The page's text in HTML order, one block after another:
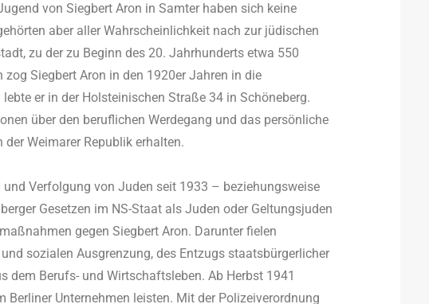
von Siegbert Aron in Samter haben sich keine
aber aller Wahrscheinlichkeit nach zur jüdischen
zu der zu Beginn des 20. Jahrhunderts etwa 550
Siegbert Aron in den 1920er Jahren in die
er in der Holsteinischen Straße 34 in Schöneberg.
über den beruflichen Werdegang und das persönliche
Weimarer Republik erhalten.
Verfolgung von Juden seit 1933 – beziehungsweise
Gesetzen im NS-Staat als Juden oder Geltungsjuden
gegen Siegbert Aron. Darunter fielen
sozialen Ausgrenzung, des Entzugs staatsbürgerlicher
dem Berufs- und Wirtschaftsleben. Ab Herbst 1941
Berliner Unternehmen leisten. Mit der Polizeiverordnung